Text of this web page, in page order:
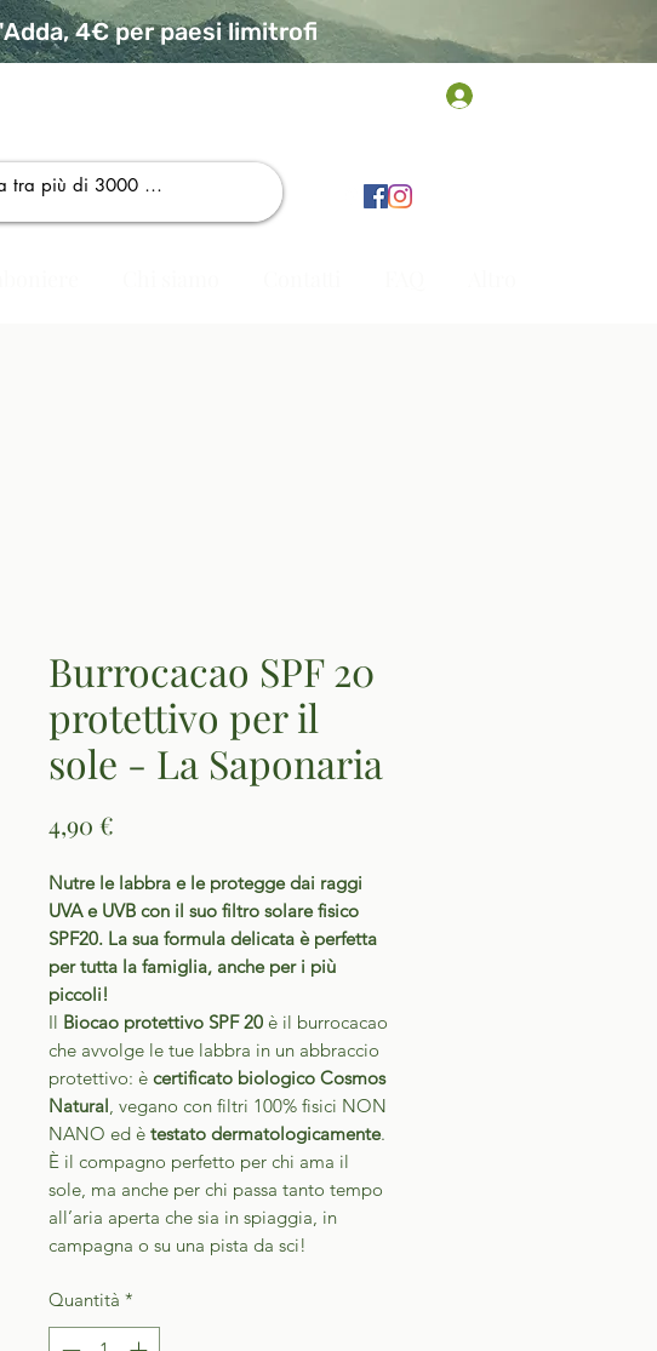
4€ per paesi limitrofi
Burrocacao SPF 20
protettivo per il
sole - La Saponaria
4,90 €
Nutre le labbra e le protegge dai raggi
UVA e UVB con il suo filtro solare fisico
SPF20. La sua formula delicata è perfetta
per tutta la famiglia, anche per i più
piccoli!
Il Biocao protettivo SPF 20 è il burrocacao
che avvolge le tue labbra in un abbraccio
protettivo: è certificato biologico Cosmos
Natural , vegano con filtri 100% fisici NON
NANO ed è testato dermatologicamente.
È il compagno perfetto per chi ama il
sole, ma anche per chi passa tanto tempo
all’aria aperta che sia in spiaggia, in
campagna o su una pista da sci!
Quantità *